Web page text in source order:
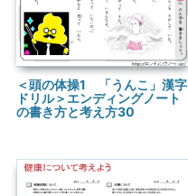
＜頭の体操1 「うんこ」漢字
ドリル＞エンディングノート
の書き方と考え方30